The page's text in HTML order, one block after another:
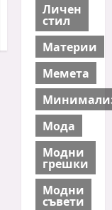
Личен
стил
Материи
Мемета
Мода
Модни
грешки
Модни
съвети